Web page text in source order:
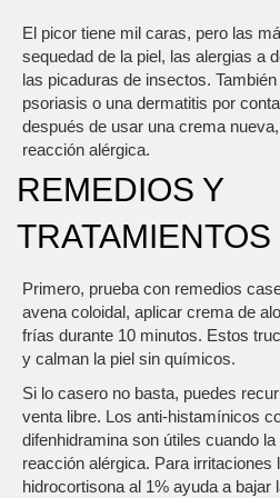
El picor tiene mil caras, pero las
sequedad de la piel, las alergias a
las picaduras de insectos.
psoriasis o una dermatitis por
después de usar una crema
reacción alérgica.
REMEDIOS Y
Primero, prueba con remedios
avena coloidal, aplicar crema de
frías durante 10 minutos. Estos
y calman la piel sin químicos.
Si lo casero no basta, puedes
venta libre. Los anti‑histamínicos
difenhidramina son útiles cuando
reacción alérgica. Para
hidrocortisona al 1% ayuda a bajar